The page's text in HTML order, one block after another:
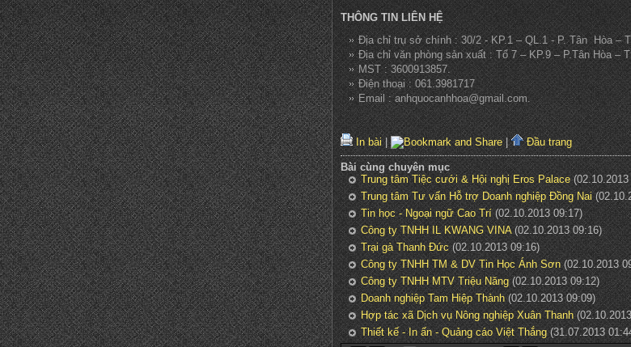
THÔNG TIN LIÊN HỆ
Địa chỉ trụ sở chính : 30/2 - KP.1 – QL.1 - P. Tân Hòa –
Địa chỉ văn phòng sản xuất : Tổ 7 – KP.9 – P.Tân Hòa –
MST : 3600913857.
Điện thoại : 061.3981717
Email : anhquocanhhoa@gmail.com.
In bài| | Đầu trang
Bài cùng chuyên mục
Trung tâm Tiệc cưới & Hội nghị Eros Palace
Trung tâm Tư vấn Hỗ trợ Doanh nghiệp Đồng Nai
Tin học - Ngoại ngữ Cao Trí (02.10.2013 09:17)
Công ty TNHH IL KWANG VINA (02.10.2013 09:16)
Trại gà Thanh Đức (02.10.2013 09:16)
Công ty TNHH TM & DV Tin Học Ánh Sơn(02.10.2013
Công ty TNHH MTV Triệu Năng (02.10.2013 09:12)
Doanh nghiệp Tam Hiệp Thành (02.10.2013 09:09)
Hợp tác xã Dịch vụ Nông nghiệp Xuân Thanh
Thiết kế - In ấn - Quảng cáo Việt Thắng (31.07.2013